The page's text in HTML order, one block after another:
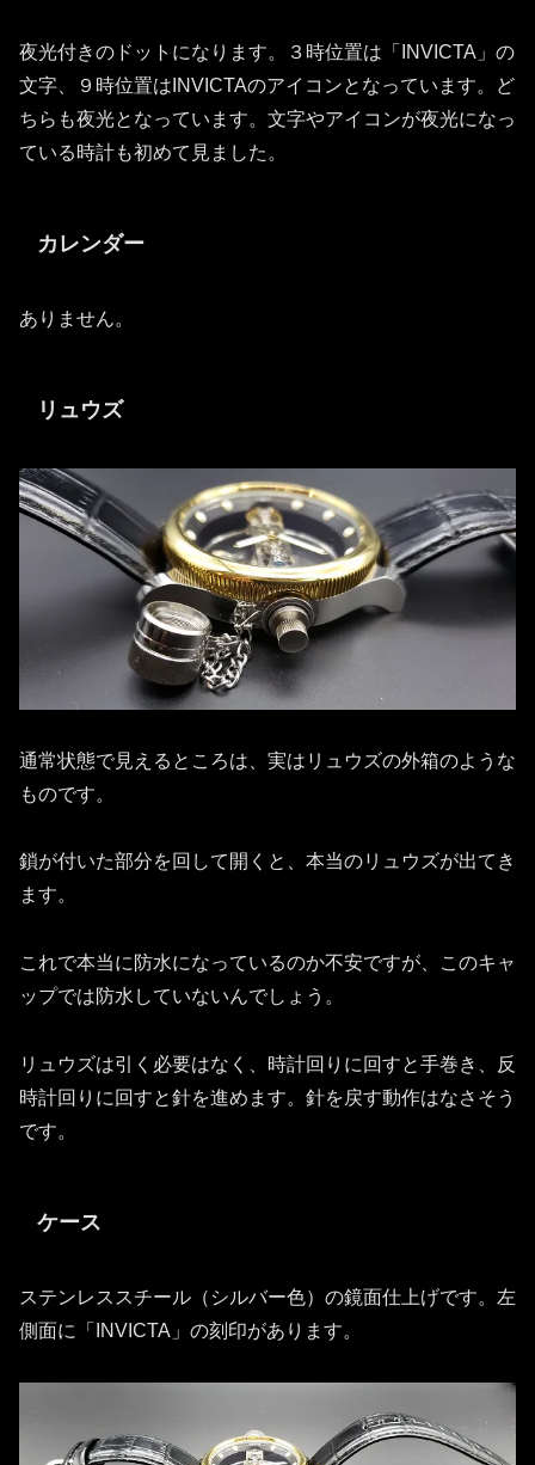
夜光付きのドットになります。３時位置は「INVICTA」の
文字、９時位置はINVICTAのアイコンとなっています。ど
ちらも夜光となっています。文字やアイコンが夜光になっ
ている時計も初めて見ました。
カレンダー
ありません。
リュウズ
通常状態で見えるところは、実はリュウズの外箱のような
ものです。
鎖が付いた部分を回して開くと、本当のリュウズが出てき
ます。
これで本当に防水になっているのか不安ですが、このキャ
ップでは防水していないんでしょう。
リュウズは引く必要はなく、時計回りに回すと手巻き、反
時計回りに回すと針を進めます。針を戻す動作はなさそう
です。
ケース
ステンレススチール（シルバー色）の鏡面仕上げです。左
側面に「INVICTA」の刻印があります。